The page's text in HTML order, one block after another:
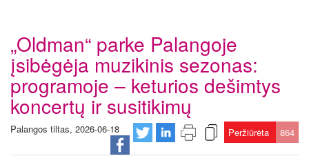
„Oldman“ parke Palangoje
įsibėgėja muzikinis sezonas:
programoje – keturios dešimtys
koncertų ir susitikimų
Palangos tiltas, 2026-06-18 Peržiūrėta 864